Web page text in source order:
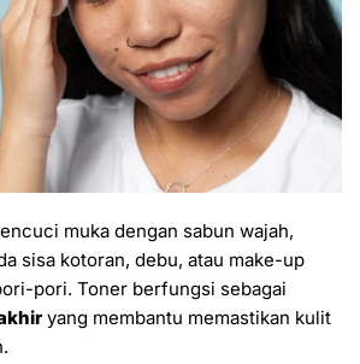
muka dengan sabun wajah,
sisa kotoran, debu, atau make-up
pori. Toner berfungsi sebagai
yang membantu memastikan kulit